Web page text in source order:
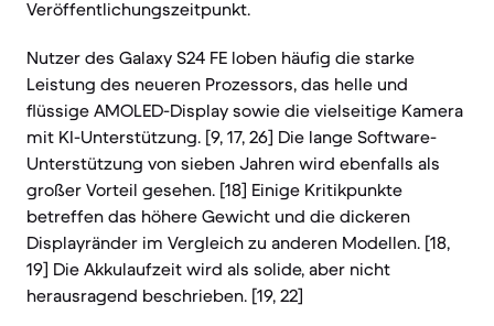
Veröffentlichungszeitpunkt.
Nutzer des Galaxy S24 FE loben häufig die starke
Leistung des neueren Prozessors, das helle und
flüssige AMOLED-Display sowie die vielseitige Kamera
mit KI-Unterstützung. [9, 17, 26] Die lange Software-
Unterstützung von sieben Jahren wird ebenfalls als
großer Vorteil gesehen. [18] Einige Kritikpunkte
betreffen das höhere Gewicht und die dickeren
Displayränder im Vergleich zu anderen Modellen. [18,
19] Die Akkulaufzeit wird als solide, aber nicht
herausragend beschrieben. [19, 22]